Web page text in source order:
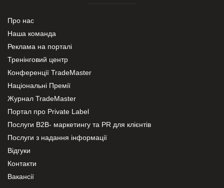
Про нас
Наша команда
Реклама на порталі
Тренінговий центр
Конференції TradeMaster
Національні Премії
Журнал TradeMaster
Портал про Private Label
Послуги В2В- маркетингу та PR для клієнтів
Послуги з надання інформації
Відгуки
Контакти
Вакансії